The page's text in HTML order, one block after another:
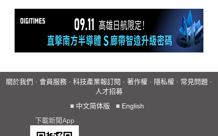
關於我們 · 會員服務 · 科技產業報訂閱 · 著作權 · 隱私權 · 常見問題 ·
人才招募
■ 中文简体版 ■ English
下載新聞App